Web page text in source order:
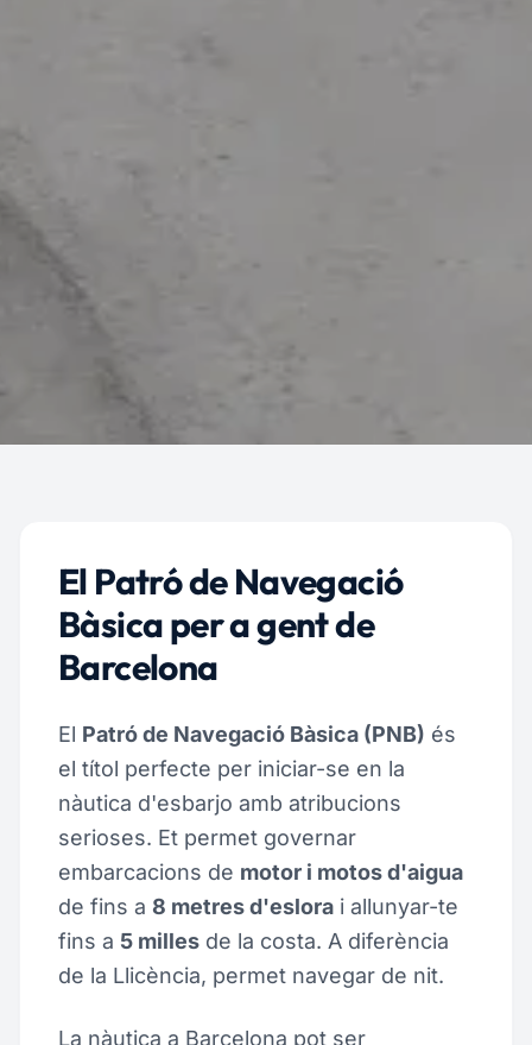
El Patró de Navegació
Bàsica per a gent de
Barcelona
El Patró de Navegació Bàsica (PNB) és
el títol perfecte per iniciar-se en la
nàutica d'esbarjo amb atribucions
serioses. Et permet governar
embarcacions de motor i motos d'aigua
de fins a 8 metres d'eslora i allunyar-te
fins a 5 milles de la costa. A diferència
de la Llicència, permet navegar de nit.
La nàutica a Barcelona pot ser